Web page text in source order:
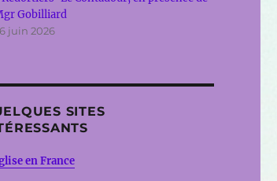
Gobilliard
juin 2026
SITES
en France